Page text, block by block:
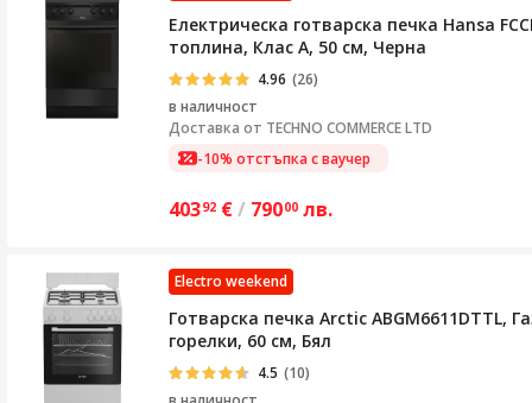
Електрическа готварска печка Hansa
топлина, Клас А, 50 см, Черна
4.96 (26)
в наличност
Доставка от TECHNO COMMERCE LTD
-10% отстъпка с ваучер
40392 €/ 79000 лв.
Electro weekend
Готварска печка Arctic ABGM6611DTTL,
горелки, 60 см, Бял
4.5 (10)